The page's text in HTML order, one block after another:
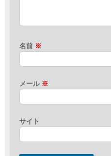
名前 ※
メール ※
サイト